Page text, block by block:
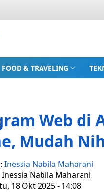
FOOD & TRAVELING
Web di
Mudah
Inessia Nabila Maharani
Nabila Maharani
18 Okt 2025 - 14:08